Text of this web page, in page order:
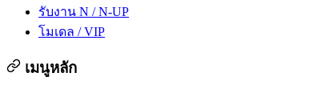
รับงาน N / N-UP
โมเดล / VIP
เมนูหลัก